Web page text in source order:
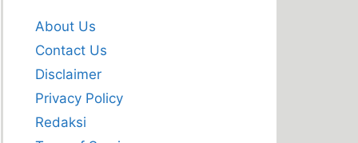
About Us
Contact Us
Disclaimer
Privacy Policy
Redaksi